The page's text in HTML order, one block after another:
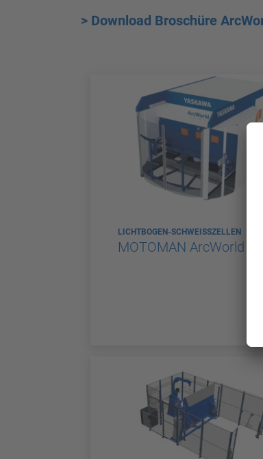
> Download Broschüre
LICHTBOGEN-SCHWEISSZELLEN
MOTOMAN ArcWorld